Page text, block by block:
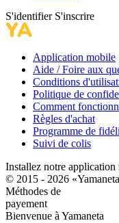
S'identifier S'inscrire
Application mobile
Aide / Foire aux
Conditions
Politique de
Comment
Règles d'achat
Programme de
Suivi de colis
Installez notre application
© 2015 - 2026
Méthodes de
payement
Bienvenue à Yamaneta